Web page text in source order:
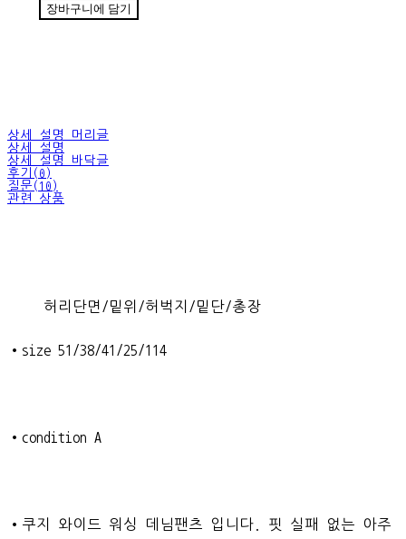
장바구니에 담기
상세 설명 머리글
상세 설명
상세 설명 바닥글
후기(0)
질문(10)
관련 상품
허리단면/밑위/허벅지/밑단/총장
•size 51/38/41/25/114
•condition A
•쿠지 와이드 워싱 데님팬츠 입니다. 핏 실패 없는 아주